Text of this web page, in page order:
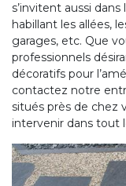
s’invitent aussi
habillant les allées,
garages, etc. Que
professionnels
décoratifs pour
contactez notre
situés près de chez
intervenir dans tout